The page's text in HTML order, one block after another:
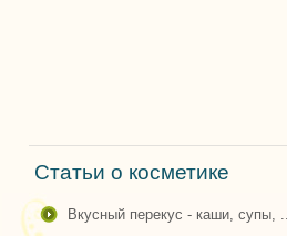
Статьи о косметике
вкусный перекус - каши, супы, ...